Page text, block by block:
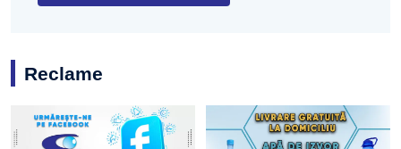
Reclame